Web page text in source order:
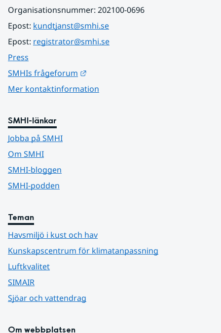
Organisationsnummer: 202100-0696
Epost: kundtjanst@smhi.se
Epost: registrator@smhi.se
Press
SMHIs frågeforum
Mer kontaktinformation
SMHI-länkar
Jobba på SMHI
Om SMHI
SMHI-bloggen
SMHI-podden
Teman
Havsmiljö i kust och hav
Kunskapscentrum för klimatanpassning
Luftkvalitet
SIMAIR
Sjöar och vattendrag
Om webbplatsen